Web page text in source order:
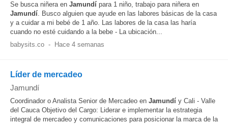
Se busca niñera en Jamundí para 1 niño, trabajo para niñera en
Jamundí. Busco alguien que ayude en las labores básicas de la casa
y a cuidar a mi bebé de 1 año. Las labores de la casa las haría
cuando no esté cuidando a la bebe - La ubicación...
babysits.co - Hace 4 semanas
Líder de mercadeo
Jamundí
Coordinador o Analista Senior de Mercadeo en Jamundí y Cali - Valle
del Cauca Objetivo del Cargo: Liderar e implementar la estrategia
integral de mercadeo y comunicaciones para posicionar la marca de la